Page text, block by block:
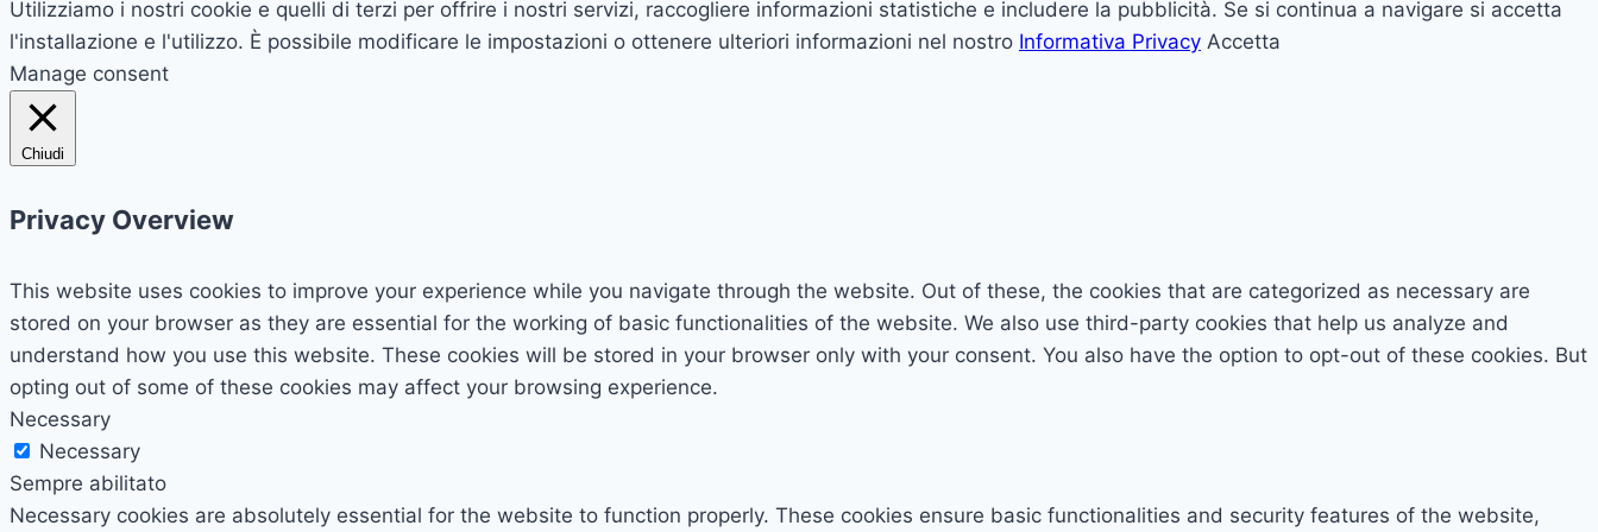
Utilizziamo i nostri cookie e quelli di terzi per offrire i nostri servizi, raccogliere informazioni statistiche e includere la pubblicità. Se si continua a navigare si accetta
l'installazione e l'utilizzo. È possibile modificare le impostazioni o ottenere ulteriori informazioni nel nostro Informativa Privacy Accetta
Manage consent
Chiudi
Privacy Overview
This website uses cookies to improve your experience while you navigate through the website. Out of these, the cookies that are categorized as necessary are
stored on your browser as they are essential for the working of basic functionalities of the website. We also use third-party cookies that help us analyze and
understand how you use this website. These cookies will be stored in your browser only with your consent. You also have the option to opt-out of these cookies. But
opting out of some of these cookies may affect your browsing experience.
Necessary
Necessary
Sempre abilitato
Necessary cookies are absolutely essential for the website to function properly. These cookies ensure basic functionalities and security features of the website,